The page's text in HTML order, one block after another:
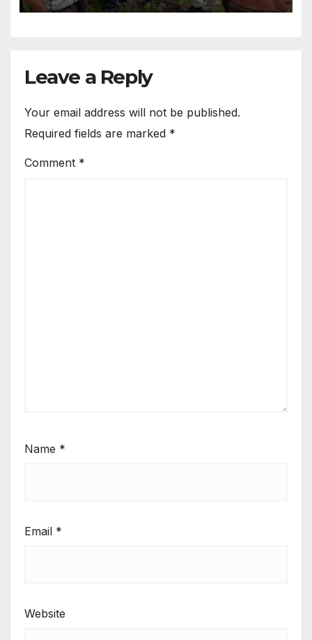
Leave a Reply
Your email address will not be published.
Required fields are marked *
Comment *
Name *
Email *
Website